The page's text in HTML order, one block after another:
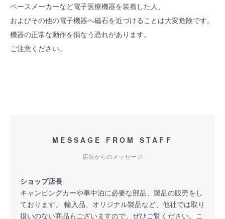
ペースメーカーなど電子医療機器を装着した人、
およびその他の電子機器へ磁石を近づけることは大変危険です。
機器の正常な動作を損なう恐れがあります。
ご注意ください。
MESSAGE FROM STAFF
店長からのメッセージ
ショップ店長
キャンピングカーや車中泊に必要な部品、製品の販売をし
ております。 輸入品、オリジナル製品など、他社では取り
扱いのない商品もございますので、ぜひご覧ください。こ